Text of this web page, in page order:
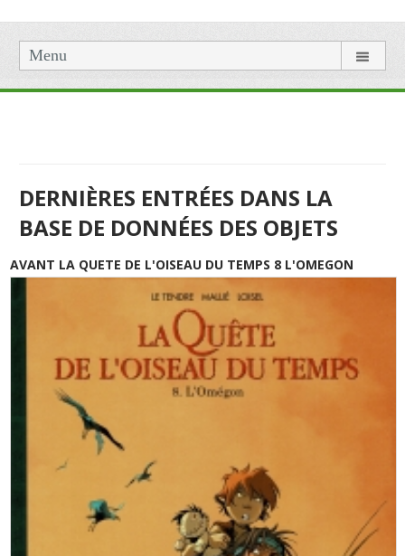
Menu
DERNIÈRES ENTRÉES DANS LA
BASE DE DONNÉES DES OBJETS
AVANT LA QUETE DE L'OISEAU DU TEMPS 8 L'OMEGON